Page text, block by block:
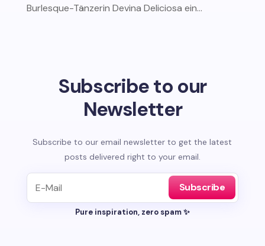
Burlesque-Tänzerin Devina Deliciosa ein...
Subscribe to our
Newsletter
Subscribe to our email newsletter to get the latest
posts delivered right to your email.
Subscribe
Pure inspiration, zero spam ✨